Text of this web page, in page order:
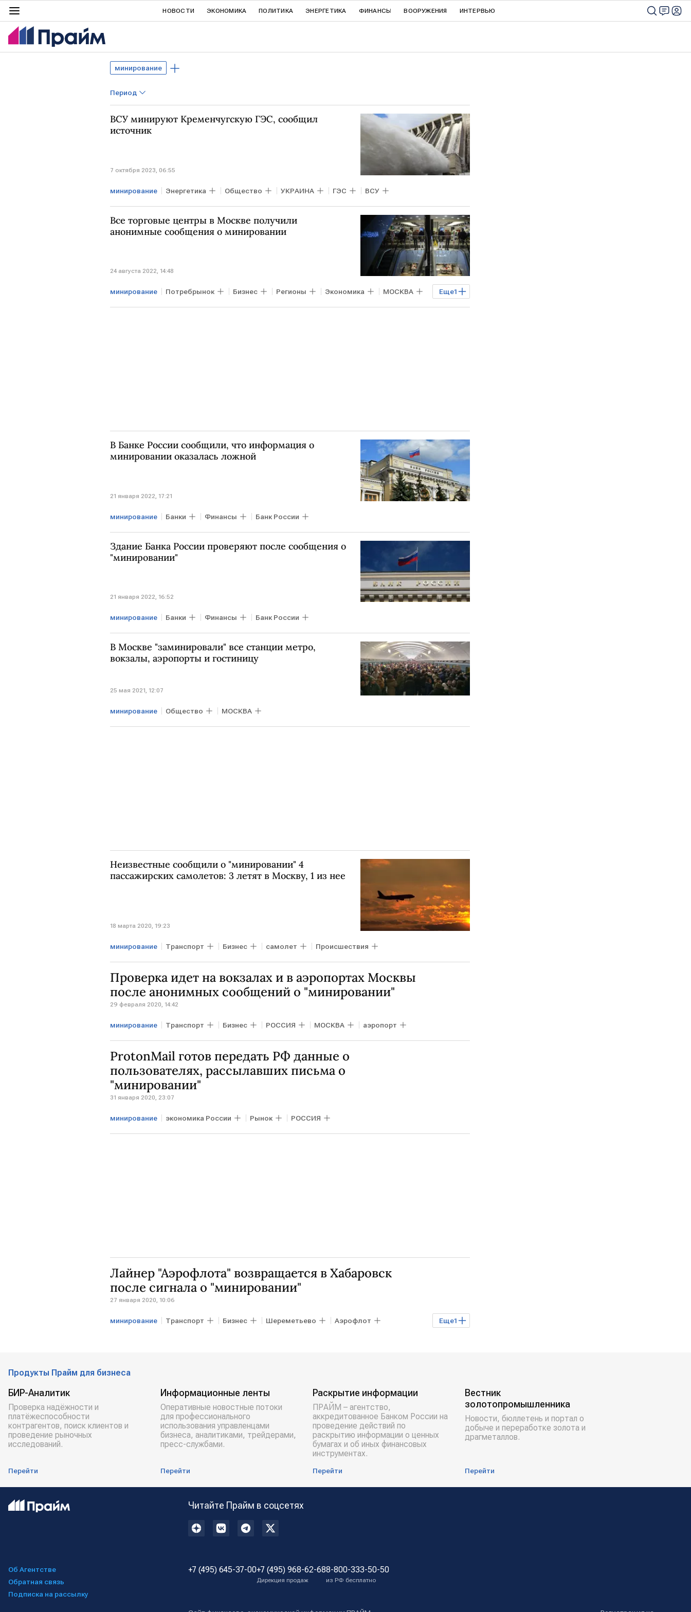
НОВОСТИ ЭКОНОМИКА ПОЛИТИКА ЭНЕРГЕТИКА ФИНАНСЫ ВООРУЖЕНИЯ ИНТЕРВЬЮ
минирование
Период
ВСУ минируют Кременчугскую ГЭС, сообщил
источник
7 октября 2023, 06:55
минирование Энергетика Общество УКРАИНА ГЭС ВСУ
Все торговые центры в Москве получили
анонимные сообщения о минировании
24 августа 2022, 14:48
Еще1
минирование Потребрынок Бизнес Регионы Экономика МОСКВА
угроза
В Банке России сообщили, что информация о
минировании оказалась ложной
21 января 2022, 17:21
минирование Банки Финансы Банк России
Здание Банка России проверяют после сообщения о
"минировании"
21 января 2022, 16:52
минирование Банки Финансы Банк России
В Москве "заминировали" все станции метро,
вокзалы, аэропорты и гостиницу
25 мая 2021, 12:07
минирование Общество МОСКВА
Неизвестные сообщили о "минировании" 4
пассажирских самолетов: 3 летят в Москву, 1 из нее
18 марта 2020, 19:23
минирование Транспорт Бизнес самолет Происшествия
Проверка идет на вокзалах и в аэропортах Москвы
после анонимных сообщений о "минировании"
29 февраля 2020, 14:42
минирование Транспорт Бизнес РОССИЯ МОСКВА аэропорт
ProtonMail готов передать РФ данные о
пользователях, рассылавших письма о
"минировании"
31 января 2020, 23:07
минирование экономика России Рынок РОССИЯ
Лайнер "Аэрофлота" возвращается в Хабаровск
после сигнала о "минировании"
27 января 2020, 10:06
Еще1
минирование Транспорт Бизнес Шереметьево Аэрофлот
Продукты Прайм для бизнеса
БИР-Аналитик
Проверка надёжности и
платёжеспособности
контрагентов, поиск клиентов и
проведение рыночных
исследований.
Перейти
Информационные ленты
Оперативные новостные потоки
для профессионального
использования управленцами
бизнеса, аналитиками, трейдерами,
пресс-службами.
Перейти
Раскрытие информации
ПРАЙМ – агентство,
аккредитованное Банком России на
проведение действий по
раскрытию информации о ценных
бумагах и об иных финансовых
инструментах.
Перейти
Вестник
золотопромышленника
Новости, бюллетень и портал о
добыче и переработке золота и
драгметаллов.
Перейти
Читайте Прайм в соцсетях
Об Агентстве
Обратная связь
Подписка на рассылку
+7 (495) 645-37-00+7 (495) 968-62-68
Дирекция продаж
8-800-333-50-50
из РФ бесплатно